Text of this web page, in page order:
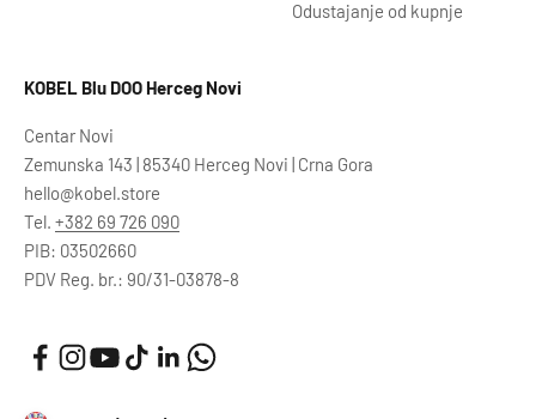
Odustajanje od kupnje
KOBEL Blu DOO Herceg Novi
Centar Novi
Zemunska 143 | 85340 Herceg Novi | Crna Gora
hello@kobel.store
Tel. +382 69 726 090
PIB: 03502660
PDV Reg. br.: 90/31-03878-8